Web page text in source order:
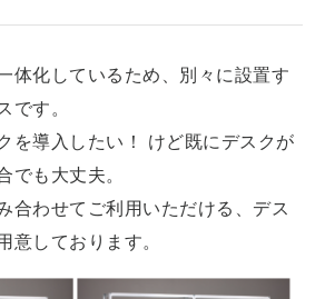
体化しているため、別々に設置す
です。
を導入したい！ けど既にデスクが
でも大丈夫。
合わせてご利用いただける、デス
意しております。